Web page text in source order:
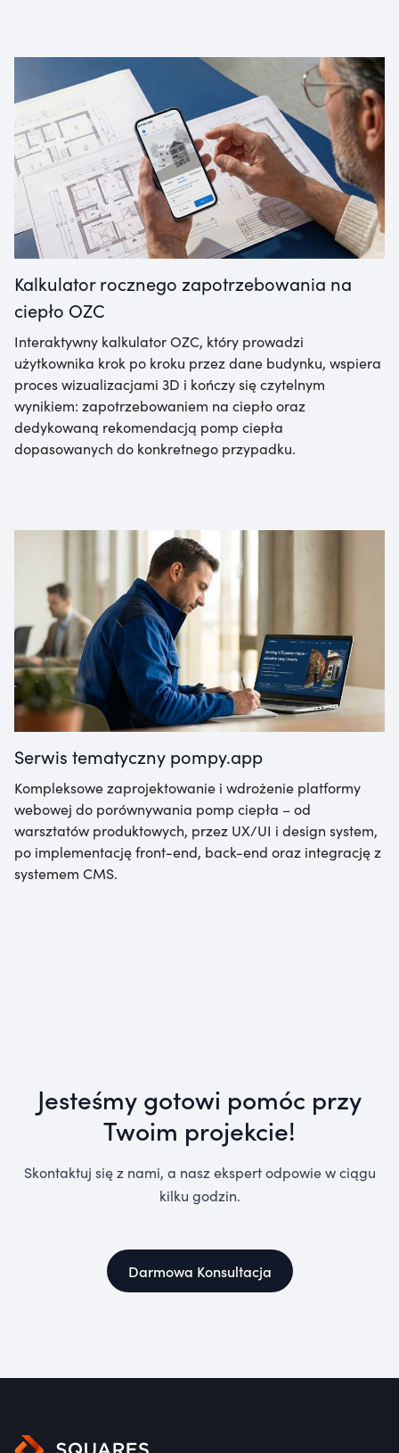
Kalkulator rocznego zapotrzebowania na
ciepło OZC
Interaktywny kalkulator OZC, który prowadzi
użytkownika krok po kroku przez dane budynku, wspiera
proces wizualizacjami 3D i kończy się czytelnym
wynikiem: zapotrzebowaniem na ciepło oraz
dedykowaną rekomendacją pomp ciepła
dopasowanych do konkretnego przypadku.
Serwis tematyczny pompy.app
Kompleksowe zaprojektowanie i wdrożenie platformy
webowej do porównywania pomp ciepła – od
warsztatów produktowych, przez UX/UI i design system,
po implementację front-end, back-end oraz integrację z
systemem CMS.
Jesteśmy gotowi pomóc przy
Twoim projekcie!
Skontaktuj się z nami, a nasz ekspert odpowie w ciągu
kilku godzin.
Darmowa Konsultacja